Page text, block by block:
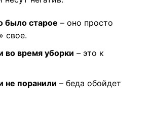
было старое – оно просто
свое.
во время уборки – это к
не поранили – беда обойдет